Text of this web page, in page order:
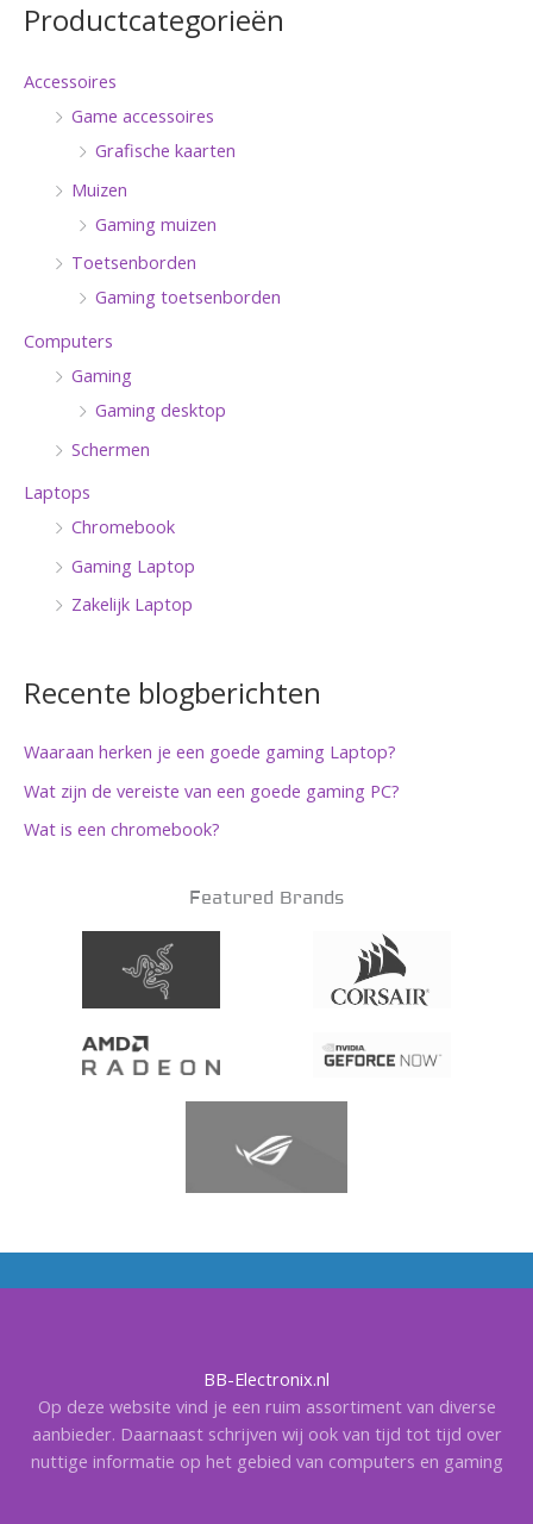
Productcategorieën
Accessoires
Game accessoires
Grafische kaarten
Muizen
Gaming muizen
Toetsenborden
Gaming toetsenborden
Computers
Gaming
Gaming desktop
Schermen
Laptops
Chromebook
Gaming Laptop
Zakelijk Laptop
Recente blogberichten
Waaraan herken je een goede gaming Laptop?
Wat zijn de vereiste van een goede gaming PC?
Wat is een chromebook?
Featured Brands
BB-Electronix.nl
Op deze website vind je een ruim assortiment van diverse
aanbieder. Daarnaast schrijven wij ook van tijd tot tijd over
nuttige informatie op het gebied van computers en gaming